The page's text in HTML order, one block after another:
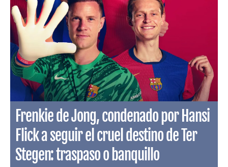
Frenkie de Jong, condenado por Hansi
Flick a seguir el cruel destino de Ter
Stegen: traspaso o banquillo